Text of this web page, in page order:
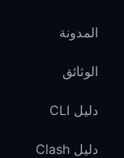
المدونة
الوثائق
دليل CLI
دليل Clash